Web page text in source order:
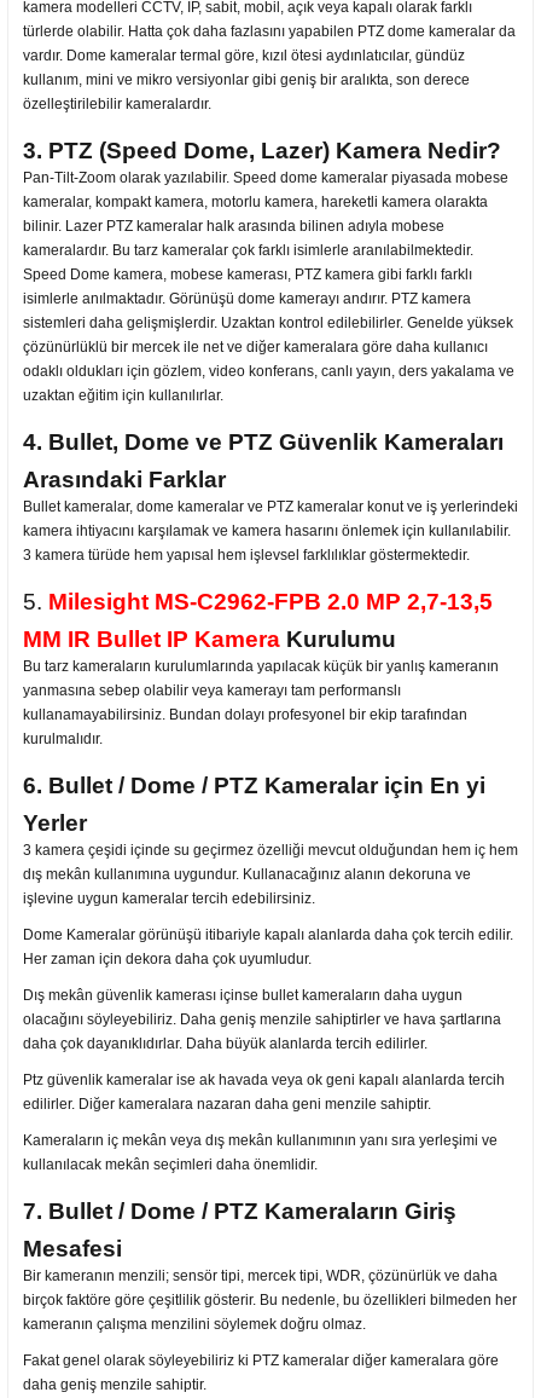
kamera modelleri CCTV, IP, sabit, mobil, açık veya kapalı olarak farklı
türlerde olabilir. Hatta çok daha fazlasını yapabilen PTZ dome kameralar da
vardır. Dome kameralar termal göre, kızıl ötesi aydınlatıcılar, gündüz
kullanım, mini ve mikro versiyonlar gibi geniş bir aralıkta, son derece
özelleştirilebilir kameralardır.
3. PTZ (Speed Dome, Lazer) Kamera Nedir?
Pan-Tilt-Zoom olarak yazılabilir. Speed dome kameralar piyasada mobese
kameralar, kompakt kamera, motorlu kamera, hareketli kamera olarakta
bilinir. Lazer PTZ kameralar halk arasında bilinen adıyla mobese
kameralardır. Bu tarz kameralar çok farklı isimlerle aranılabilmektedir.
Speed Dome kamera, mobese kamerası, PTZ kamera gibi farklı farklı
isimlerle anılmaktadır. Görünüşü dome kamerayı andırır. PTZ kamera
sistemleri daha gelişmişlerdir. Uzaktan kontrol edilebilirler. Genelde yüksek
çözünürlüklü bir mercek ile net ve diğer kameralara göre daha kullanıcı
odaklı oldukları için gözlem, video konferans, canlı yayın, ders yakalama ve
uzaktan eğitim için kullanılırlar.
4. Bullet, Dome ve PTZ Güvenlik Kameraları
Arasındaki Farklar
Bullet kameralar, dome kameralar ve PTZ kameralar konut ve iş yerlerindeki
kamera ihtiyacını karşılamak ve kamera hasarını önlemek için kullanılabilir.
3 kamera türüde hem yapısal hem işlevsel farklılıklar göstermektedir.
5. Milesight MS-C2962-FPB 2.0 MP 2,7-13,5
MM IR Bullet IP Kamera Kurulumu
Bu tarz kameraların kurulumlarında yapılacak küçük bir yanlış kameranın
yanmasına sebep olabilir veya kamerayı tam performanslı
kullanamayabilirsiniz. Bundan dolayı profesyonel bir ekip tarafından
kurulmalıdır.
6. Bullet / Dome / PTZ Kameralar için En yi
Yerler
3 kamera çeşidi içinde su geçirmez özelliği mevcut olduğundan hem iç hem
dış mekân kullanımına uygundur. Kullanacağınız alanın dekoruna ve
işlevine uygun kameralar tercih edebilirsiniz.
Dome Kameralar görünüşü itibariyle kapalı alanlarda daha çok tercih edilir.
Her zaman için dekora daha çok uyumludur.
Dış mekân güvenlik kamerası içinse bullet kameraların daha uygun
olacağını söyleyebiliriz. Daha geniş menzile sahiptirler ve hava şartlarına
daha çok dayanıklıdırlar. Daha büyük alanlarda tercih edilirler.
Ptz güvenlik kameralar ise ak havada veya ok geni kapalı alanlarda tercih
edilirler. Diğer kameralara nazaran daha geni menzile sahiptir.
Kameraların iç mekân veya dış mekân kullanımının yanı sıra yerleşimi ve
kullanılacak mekân seçimleri daha önemlidir.
7. Bullet / Dome / PTZ Kameraların Giriş
Mesafesi
Bir kameranın menzili; sensör tipi, mercek tipi, WDR, çözünürlük ve daha
birçok faktöre göre çeşitlilik gösterir. Bu nedenle, bu özellikleri bilmeden her
kameranın çalışma menzilini söylemek doğru olmaz.
Fakat genel olarak söyleyebiliriz ki PTZ kameralar diğer kameralara göre
daha geniş menzile sahiptir.